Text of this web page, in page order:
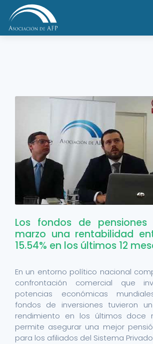
Los fondos de
marzo una rentabilidad
15.54% en los últimos 12
En un entorno político nacional
confrontación comercial que
potencias económicas
fondos de inversiones tuvieron
rendimiento en los últimos doce
permite asegurar una mejor
para los afiliados del Sistema